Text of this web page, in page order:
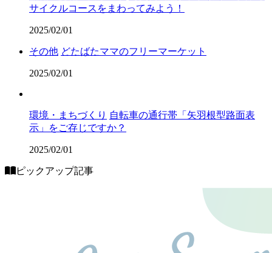
サイクルコースをまわってみよう！
2025/02/01
その他 どたばたママのフリーマーケット
2025/02/01
環境・まちづくり 自転車の通行帯「矢羽根型路面表
示」をご存じですか？
2025/02/01
ピックアップ記事